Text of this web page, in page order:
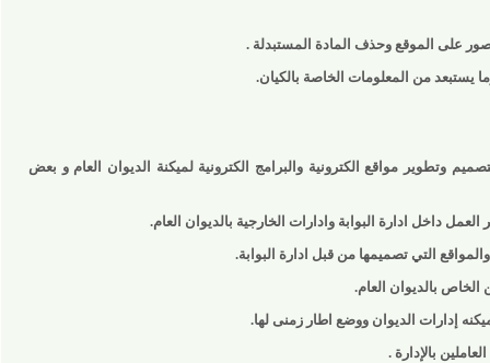
على الموقع وحذف المادة المستبدلة .
من المعلومات الخاصة بالكيان.
مواقع الكترونية والبرامج الكترونية لميكنة الديوان العام و بعض
ادارة البوابة وادارات الخارجية بالديوان العام.
التي تصميمها من قبل ادارة البوابة.
بالديوان العام.
الديوان ووضع اطار زمنى لها.
بالإدارة .